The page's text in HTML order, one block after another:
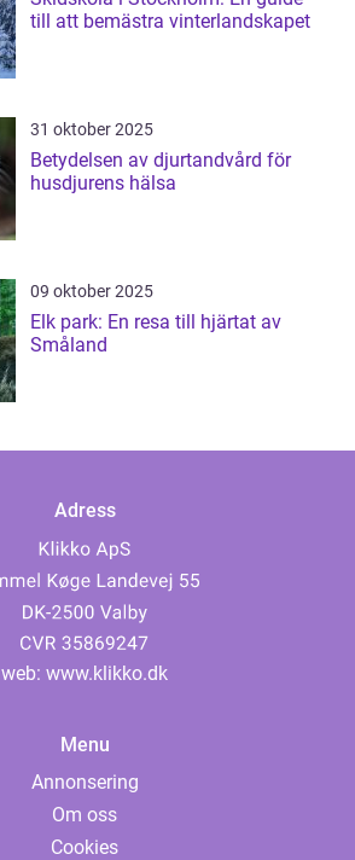
till att bemästra vinterlandskapet
31 oktober 2025
Betydelsen av djurtandvård för
husdjurens hälsa
09 oktober 2025
Elk park: En resa till hjärtat av
Småland
Adress
web: www.klikko.dk
Menu
Annonsering
Om oss
Cookies